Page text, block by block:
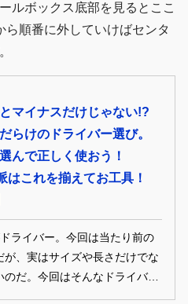
ルボックス底部を見るとここ
ら順番に外していけばセンタ
マイナスだけじゃない!?
らけのドライバー選び。
んで正しく使おう！
はこれを揃えてお工具！
ライバー。今回は当たり前の
、実はサイズや長さだけでな
のだ。今回はそんなドライバー
直してみよう。実は間違った